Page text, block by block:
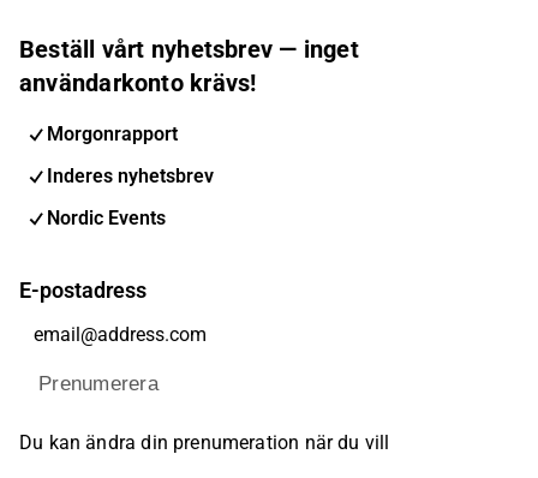
Beställ vårt nyhetsbrev — inget
användarkonto krävs!
Morgonrapport
Inderes nyhetsbrev
Nordic Events
E-postadress
Prenumerera
Du kan ändra din prenumeration när du vill